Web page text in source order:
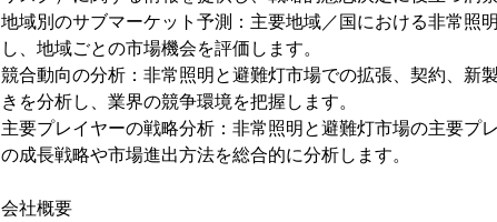
地域別のサブマーケット予測：主要地域／国における非常照
し、地域ごとの市場機会を評価します。
競合動向の分析：非常照明と避難灯市場での拡張、契約、新
きを分析し、業界の競争環境を把握します。
主要プレイヤーの戦略分析：非常照明と避難灯市場の主要プ
の成長戦略や市場進出方法を総合的に分析します。
会社概要